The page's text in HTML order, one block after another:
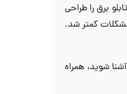
برق را طراحی
کمتر شد.
شوید، همراه